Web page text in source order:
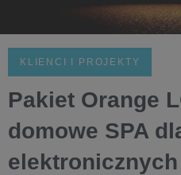
KLIENCI I PROJEKTY
Pakiet Orange
domowe SPA